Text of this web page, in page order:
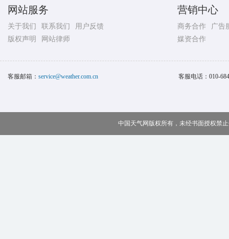
网站服务
关于我们 联系我们
用户反馈
版权声明
网站律师
营销中心
商务合作
广告
媒资合作
客服邮箱： service@weather.com.cn 客服电话： 010-
中国天气网版权所有，未经书面授权